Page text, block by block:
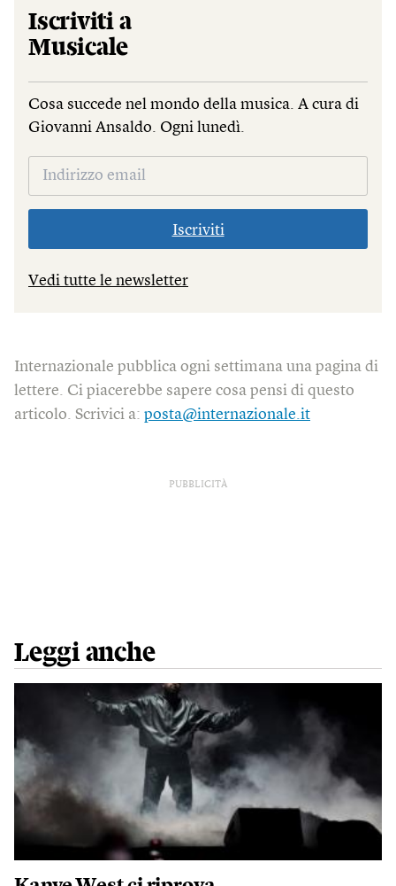
Iscriviti a
Musicale
Cosa succede nel mondo della musica. A cura di
Giovanni Ansaldo. Ogni lunedì.
Iscriviti
Vedi tutte le newsletter
Internazionale pubblica ogni settimana una pagina di
lettere. Ci piacerebbe sapere cosa pensi di questo
articolo. Scrivici a: posta@internazionale.it
PUBBLICITÀ
Leggi anche